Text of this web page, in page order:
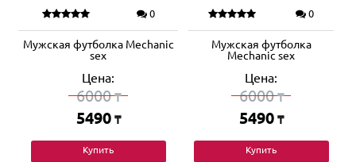
0
Мужская футболка Mechanic
sex
Цена:
6000₸
5490 ₸
Купить
0
Мужская футболка
Mechanic sex
Цена:
6000₸
5490 ₸
Купить